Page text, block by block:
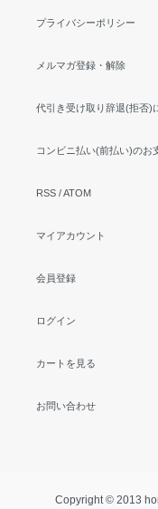
プライバシーポリシー
メルマガ登録・解除
代引き受け取り辞退(拒否)
コンビニ払い(前払い)のお
RSS /ATOM
マイアカウント
会員登録
ログイン
カートを見る
お問い合わせ
Copyright © 2013